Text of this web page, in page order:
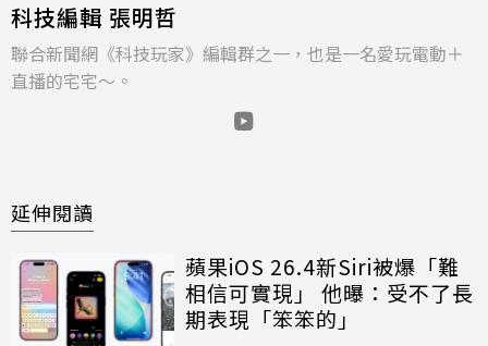
科技編輯 張明哲
聯合新聞網《科技玩家》編輯群之一，也是一名愛玩電動＋
直播的宅宅～。
延伸閱讀
蘋果iOS 26.4新Siri被爆「難
相信可實現」 他曝：受不了長
期表現「笨笨的」